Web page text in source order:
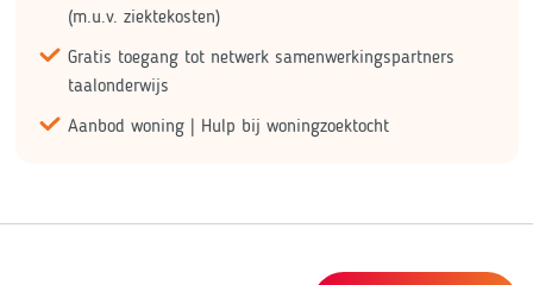
(m.u.v. ziektekosten)
Gratis toegang tot netwerk samenwerkingspartners
taalonderwijs
Aanbod woning | Hulp bij woningzoektocht